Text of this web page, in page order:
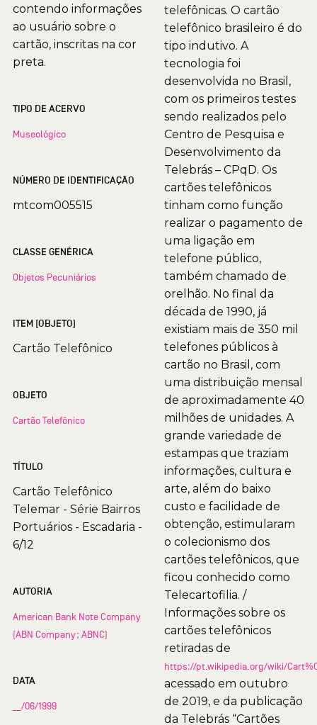
contendo informações
ao usuário sobre o
cartão, inscritas na cor
preta.
TIPO DE ACERVO
Museológico
NÚMERO DE IDENTIFICAÇÃO
mtcom005515
CLASSE GENÉRICA
Objetos Pecuniários
ITEM (OBJETO)
Cartão Telefônico
OBJETO
Cartão Telefônico
TÍTULO
Cartão Telefônico
Telemar - Série Bairros
Portuários - Escadaria -
6/12
AUTORIA
American Bank Note Company
(ABN Company; ABNC)
DATA
__/06/1999
telefônicas. O cartão
telefônico brasileiro é do
tipo indutivo. A
tecnologia foi
desenvolvida no Brasil,
com os primeiros testes
sendo realizados pelo
Centro de Pesquisa e
Desenvolvimento da
Telebrás – CPqD. Os
cartões telefônicos
tinham como função
realizar o pagamento de
uma ligação em
telefone público,
também chamado de
orelhão. No final da
década de 1990, já
existiam mais de 350 mil
telefones públicos à
cartão no Brasil, com
uma distribuição mensal
de aproximadamente 40
milhões de unidades. A
grande variedade de
estampas que traziam
informações, cultura e
arte, além do baixo
custo e facilidade de
obtenção, estimularam
o colecionismo dos
cartões telefônicos, que
ficou conhecido como
Telecartofilia. /
Informações sobre os
cartões telefônicos
retiradas de
https://pt.wikipedia.org/wiki/
acessado em outubro
de 2019, e da publicação
da Telebrás “Cartões